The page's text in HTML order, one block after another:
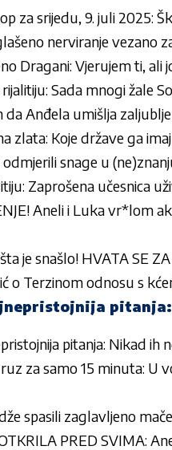
za srijedu, 9. juli 2025:
nerviranje vezano
Dragani: Vjerujem ti, ali
Sada mnogi žale
da Anđela umišlja
zlata: Koje države ga
snage u
Zaprošena učesnica
Aneli i Luka vr*lom
je snašlo! HVATA SE
o Terzinom odnosu s
pitanja: Nikad ih
za samo 15 minuta: U
spasili zaglavljeno
PRED SVIMA: